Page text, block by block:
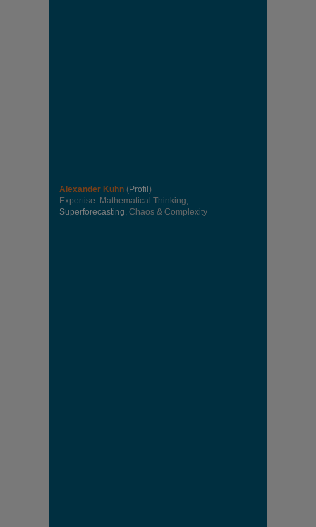
Alexander Kuhn (Profil )
Expertise: Mathematical Thinking,
Superforecasting, Chaos & Complexity